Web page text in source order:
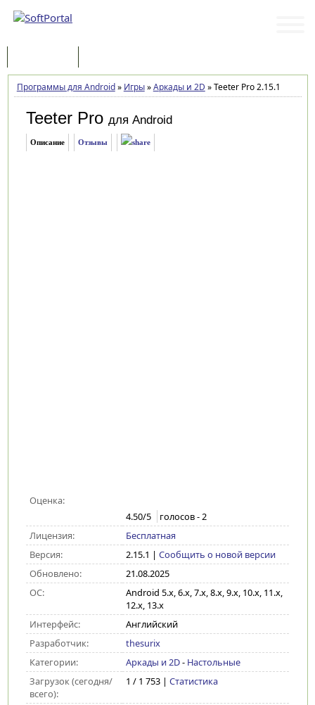
Программы для Android» Игры»Аркады и 2D »Teeter Pro 2.15.1
Teeter Pro для Android
Описание Отзывы
Оценка:
4.50/5 голосов -2
Лицензия:
Бесплатная
Версия:
2.15.1 | Сообщить о новой версии
Обновлено:
21.08.2025
ОС:
Android 5.x, 6.x, 7.x, 8.x, 9.x, 10.x, 11.x,
12.x, 13.x
Интерфейс:
Английский
Разработчик:
thesurix
Категории:
Аркады и 2D- Настольные
Загрузок (сегодня/
всего):
1 / 1 753 | Статистика